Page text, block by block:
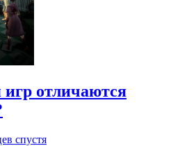
отличаются
спустя